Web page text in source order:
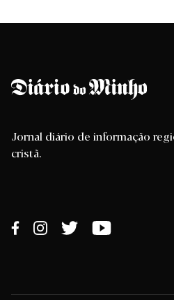
Jornal diário de informação
cristã.